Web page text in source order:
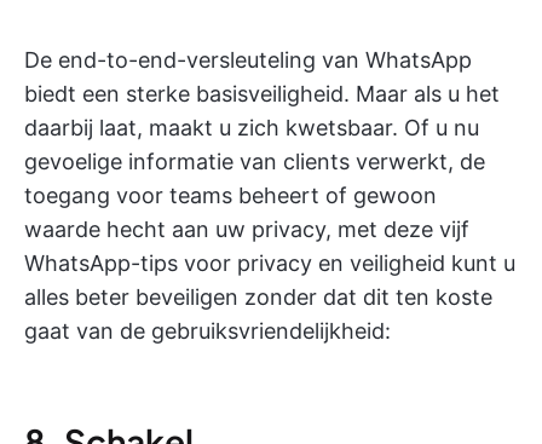
De end-to-end-versleuteling van WhatsApp
biedt een sterke basisveiligheid. Maar als u het
daarbij laat, maakt u zich kwetsbaar. Of u nu
gevoelige informatie van clients verwerkt, de
toegang voor teams beheert of gewoon
waarde hecht aan uw privacy, met deze vijf
WhatsApp-tips voor privacy en veiligheid kunt u
alles beter beveiligen zonder dat dit ten koste
gaat van de gebruiksvriendelijkheid: